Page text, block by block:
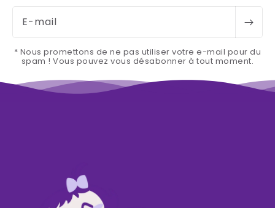
E-mail
* Nous promettons de ne pas utiliser votre e-mail pour du
spam ! Vous pouvez vous désabonner à tout moment.